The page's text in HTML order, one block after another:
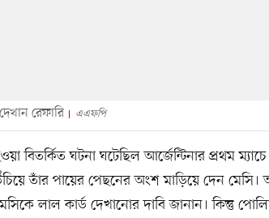
রেফারি এএফপি
বিতর্কিত ঘটনা ঘটেছিল আর্জেন্টিনার প্রথম
তাঁর পায়ের পেছনের অংশ মাড়িয়ে দেন
লাল কার্ড দেখানোর দাবি জানান। কিন্তু